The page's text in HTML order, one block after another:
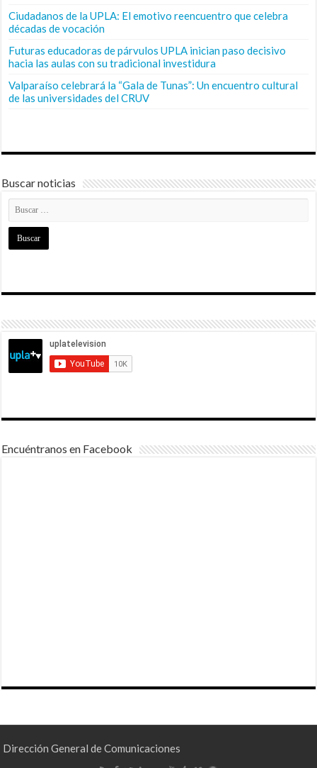
Ciudadanos de la UPLA: El emotivo reencuentro que celebra
décadas de vocación
Futuras educadoras de párvulos UPLA inician paso decisivo
hacia las aulas con su tradicional investidura
Valparaíso celebrará la “Gala de Tunas”: Un encuentro cultural
de las universidades del CRUV
Buscar noticias
Encuéntranos en Facebook
Dirección General de Comunicaciones